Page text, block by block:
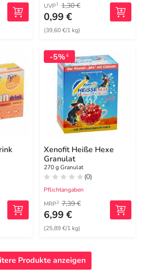
UVP1 1,30 €
0,99 €
(39,60 €/1 kg)
-5%4
Xenofit Heiße Hexe
Granulat
270 g Granulat
(0)
Pflichtangaben
MRP2 7,39 €
6,99 €
(25,89 €/1 kg)
Produkte anzeigen